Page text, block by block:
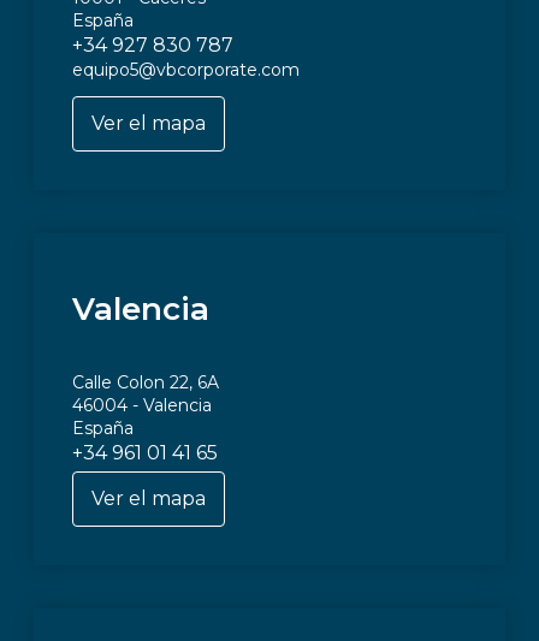
España
+34 927 830 787
equipo5@vbcorporate.com
Ver el mapa
Valencia
Calle Colon 22, 6A
46004 - Valencia
España
+34 961 01 41 65
Ver el mapa